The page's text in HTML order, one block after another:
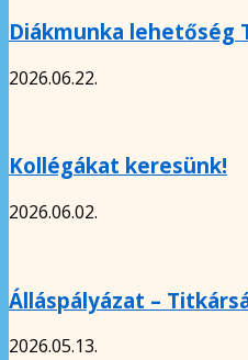
Diákmunka lehetőség
2026.06.22.
Kollégákat keresünk!
2026.06.02.
Álláspályázat –
2026.05.13.